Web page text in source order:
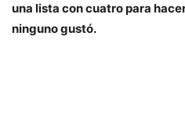
una lista con cuatro para
ninguno gustó.